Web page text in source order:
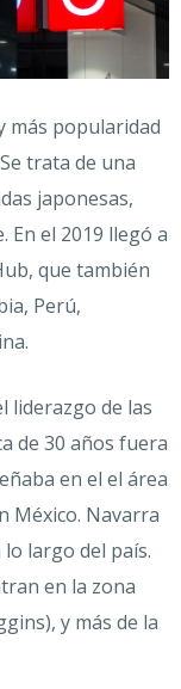
más popularidad
trata de una
japonesas,
En el 2019 llegó a
que también
Perú,
liderazgo de las
de 30 años fuera
en el el área
México. Navarra
largo del país.
en la zona
y más de la